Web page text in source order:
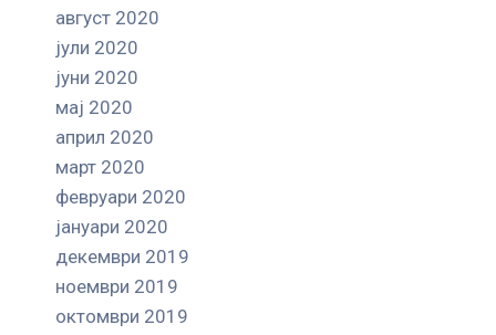
август 2020
јули 2020
јуни 2020
мај 2020
април 2020
март 2020
февруари 2020
јануари 2020
декември 2019
ноември 2019
октомври 2019